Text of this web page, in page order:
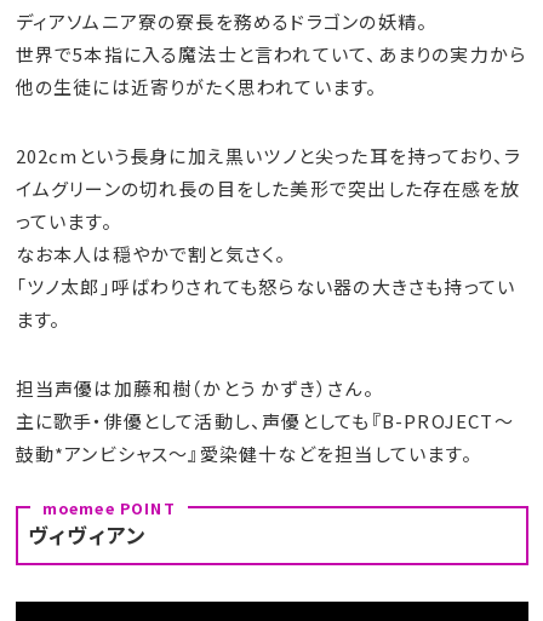
ディアソムニア寮の寮長を務めるドラゴンの妖精。
世界で5本指に入る魔法士と言われていて、あまりの実力から
他の生徒には近寄りがたく思われています。
202cmという長身に加え黒いツノと尖った耳を持っており、ラ
イムグリーンの切れ長の目をした美形で突出した存在感を放
っています。
なお本人は穏やかで割と気さく。
「ツノ太郎」呼ばわりされても怒らない器の大きさも持ってい
ます。
担当声優は加藤和樹（かとう かずき）さん。
主に歌手・俳優として活動し、声優としても『B-PROJECT～
鼓動*アンビシャス～』愛染健十などを担当しています。
ヴィヴィアン